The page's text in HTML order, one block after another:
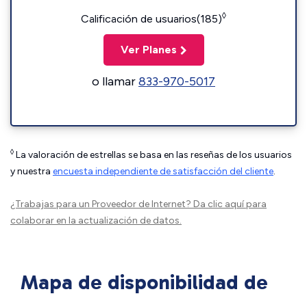
Calificación de usuarios(185)◊
Ver Planes
o llamar833-970-5017
◊ La valoración de estrellas se basa en las reseñas de los usuarios
y nuestra encuesta independiente de satisfacción del cliente.
¿Trabajas para un Proveedor de Internet? Da clic aquípara
colaborar en la actualización de datos.
Mapa de disponibilidad de